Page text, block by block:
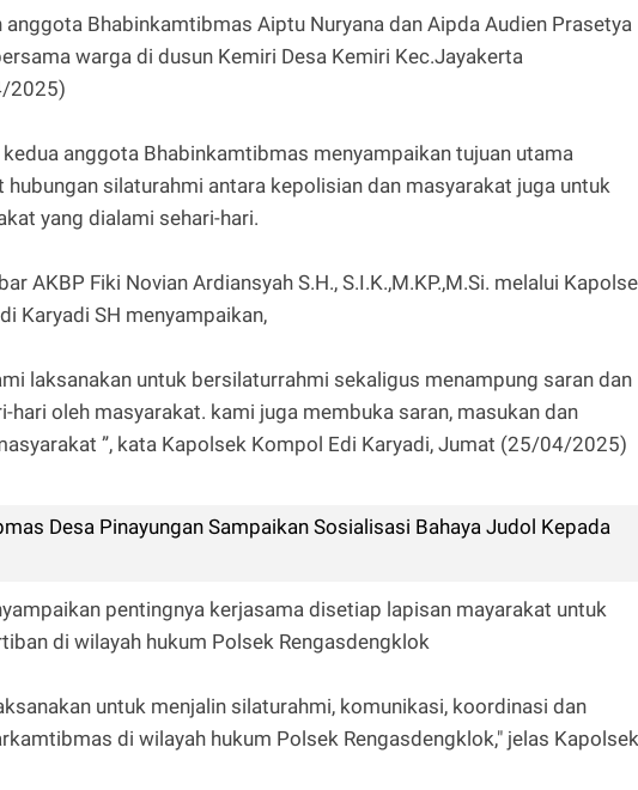
anggota Bhabinkamtibmas Aiptu Nuryana dan Aipda Audien Prasetya
warga di dusun Kemiri Desa Kemiri Kec.Jayakerta
2025)
anggota Bhabinkamtibmas menyampaikan tujuan utama
silaturahmi antara kepolisian dan masyarakat juga untuk
yang dialami sehari-hari.
AKBP Fiki Novian Ardiansyah S.H., S.I.K.,M.KP.,M.Si. melalui
Karyadi SH menyampaikan,
laksanakan untuk bersilaturrahmi sekaligus menampung saran dan
hari oleh masyarakat. kami juga membuka saran, masukan dan
”, kata Kapolsek Kompol Edi Karyadi, Jumat (25/04/2025)
Desa Pinayungan Sampaikan Sosialisasi Bahaya Judol Kepada
pentingnya kerjasama disetiap lapisan mayarakat untuk
di wilayah hukum Polsek Rengasdengklok
untuk menjalin silaturahmi, komunikasi, koordinasi dan
di wilayah hukum Polsek Rengasdengklok," jelas Kapolsek